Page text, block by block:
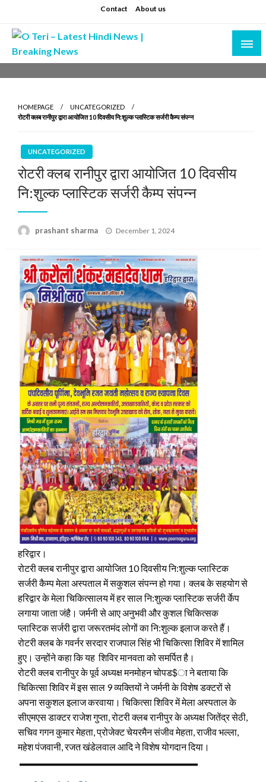
to
content
Contact About us
Prashant sharma (shastri)
HOMEPAGE
UNCATEGORIZED
रोटरी क्लब रानीपुर द्वारा आयोजित 10 दिवसीय नि:शुल्क प्लास्टिक सर्जरी कैम्प संपन्न
UNCATEGORIZED
रोटरी क्लब रानीपुर द्वारा आयोजित 10 दिवसीय
नि:शुल्क प्लास्टिक सर्जरी कैम्प संपन्न
prashant sharma
Posted
December 1, 2024
हरिद्वार।
रोटरी क्लब रानीपुर द्वारा आयोजित 10 दिवसीय नि:शुल्क प्लास्टिक
सर्जरी कैम्प मेला अस्पताल में सकुशल संपन्न हो गया। क्लब के सहयोग से
हरिद्वार के मेला चिकित्सालय में हर साल नि:शुल्क प्लास्टिक सर्जरी र्केप
लगाया जाता जंहै। जर्मनी से आए अनुभवी और कुशल चिकित्सक
प्लास्टिक सर्जरी द्वारा जरूरतमंद लोगों का नि:शुल्क इलाज करते हैं।
रोटरी क्लब के गवर्नर सरदार राजपाल सिंह भी चिकित्सा शिविर में शामिल
हुए। उन्होंने कहा कि यह शिविर मानवता को समर्पित है।
रोटरी क्लब रानीपुर के पूर्व अध्यक्ष मनमोहन चोपड$ा ने बताया कि
चिकित्सा शिविर में इस साल 9 व्यक्तियों ने जर्मनी के विशेष डक्टरों से
अपना सकुशल इलाज करवाया। चिकित्सा शिविर में मेला अस्पताल के
सीएमएस डाक्टर राजेश गुप्ता, रोटरी क्लब रानीपुर के अध्यक्ष जितेंद्र सेठी,
सचिव गगन कुमार मेहता, प्रोजेक्ट चेयरमैन संजीव मेहता, राजीव भल्ला,
महेश पंजवानी, रजत खंडेलवाल आदि ने विशेष योगदान दिया।